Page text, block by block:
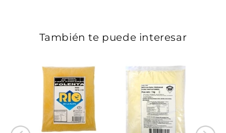
También te puede interesar